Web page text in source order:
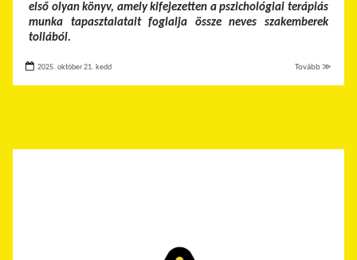
első olyan könyv, amely kifejezetten a pszichológiai terápiás
munka tapasztalatait foglalja össze neves szakemberek
tollából.
2025. október 21. kedd Tovább ≫